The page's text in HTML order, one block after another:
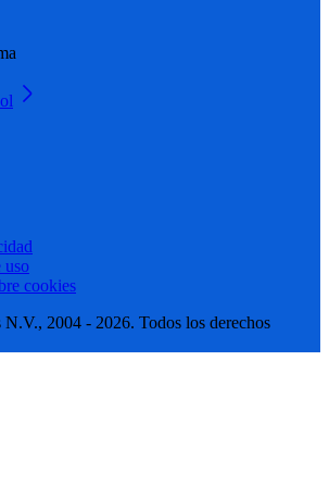
uso
cookies
2004 - 2026. Todos los derechos